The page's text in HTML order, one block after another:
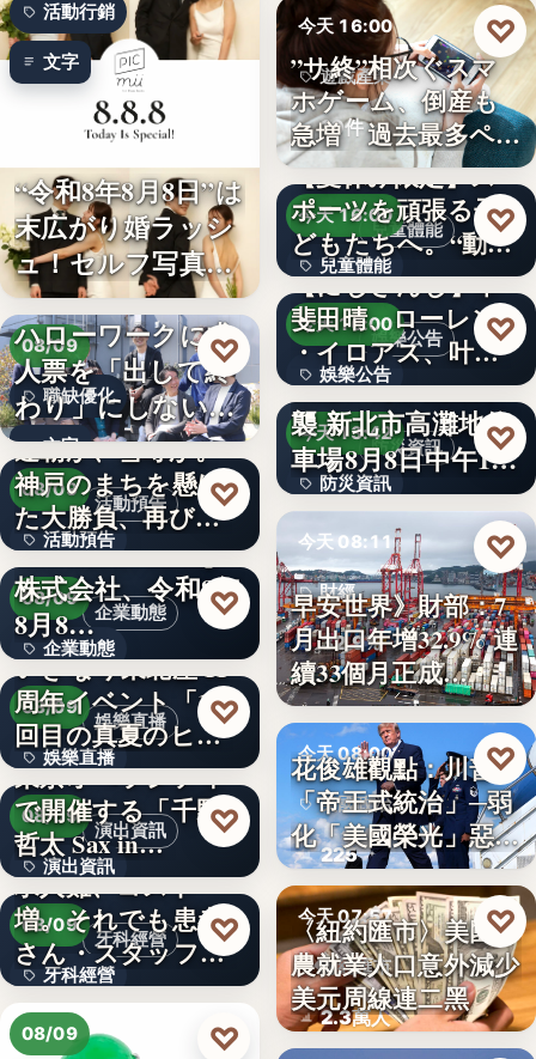
活動行銷
文字
“令和8年8月8日”は
末広がり婚ラッシ
ュ！セルフ写真館
「…
08/09
職缺優化
文字
ハローワークに求
人票を「出して終
わり」にしない。
求人票・…
♡
活動預告
08/09
活動預告
300人
連覇か、雪辱か。
神戸のまちを懸け
た大勝負、再び！
…
♡
企業動態
08/09
企業動態
文字
Internnect Group
株式会社、令和8年
8月8…
♡
娛樂直播
08/09
娛樂直播
11
いぎなり東北産 11
周年イベント「11
回目の真夏のヒロ
イ…
♡
演出資訊
08/09
演出資訊
3
東京オペラシティ
で開催する「千野
哲太 Sax in…
♡
牙科經營
08/09
牙科經營
3,700万円
求人難、コスト
増。それでも患者
さん・スタッフ・
院長を豊か…
♡
08/09 ♡
今天 16:00
遊戲產業
10件
”サ終”相次ぐスマ
ホゲーム、倒産も
急増 過去最多ペー
スで…
♡
兒童體能
今天 16:00
兒童體能
0円
【夏休み限定】ス
ポーツを頑張る子
どもたちへ。“動け
る身体…
♡
娛樂公告
今天 16:00
娛樂公告
30
【にじさんじ】甲
斐田晴、ローレン
・イロアス、叶ワ
ンマンラ…
♡
防災資訊
今天 13:42
防災資訊
文字
因應白海豚颱風來
襲 新北市高灘地停
車場8月8日中午12
時…
♡
今天 08:11
財經
32.9%
早安世界》財部：7
月出口年增32.9% 連
續33個月正成…
♡
今天 08:00
美國政治
225
花俊雄觀點：川普
「帝王式統治」─弱
化「美國榮光」惡化
「民…
♡
今天 07:57
財經匯市
2.3萬人
〈紐約匯市〉美國非
農就業人口意外減少
美元周線連二黑
♡